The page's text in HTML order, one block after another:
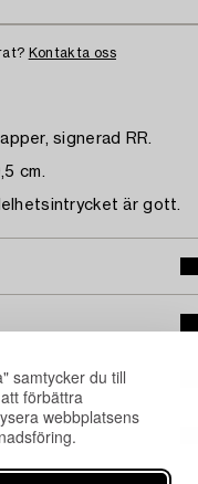
samtycker du till
förbättra
webbplatsens
Kontakta oss
signerad RR.
cm.
är gott.